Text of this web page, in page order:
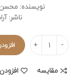
نویسنده:
ناشر:
تعداد
مقایسه